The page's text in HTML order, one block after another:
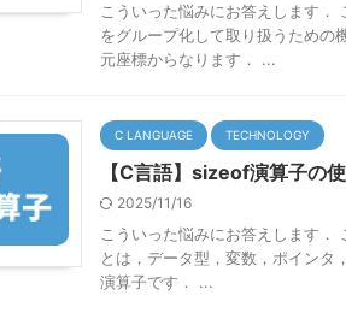
こういった悩みにお答えします．
をグループ化して取り扱うための
元座標からなります． ...
C LANGUAGE TECHNOLOGY
【C言語】sizeof演算子の
2025/11/16
こういった悩みにお答えします
とは，データ型，変数，ポインタ
演算子です． ...